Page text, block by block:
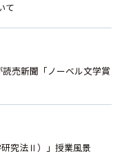
て
売新聞「ノーベル文学賞
究法Ⅱ）」授業風景